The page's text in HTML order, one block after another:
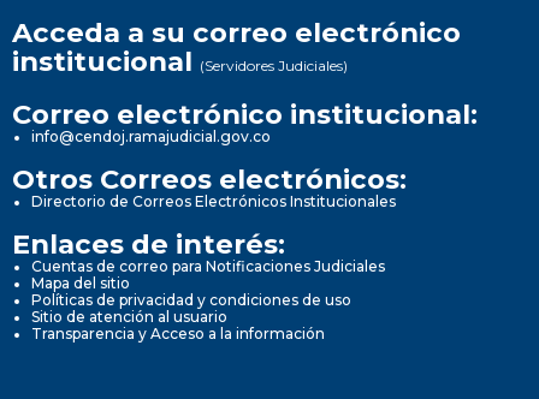
Acceda a su correo electrónico
institucional (Servidores Judiciales)
Correo electrónico institucional:
info@cendoj.ramajudicial.gov.co
Otros Correos electrónicos:
Directorio de Correos Electrónicos Institucionales
Enlaces de interés:
Cuentas de correo para Notificaciones Judiciales
Mapa del sitio
Políticas de privacidad y condiciones de uso
Sitio de atención al usuario
Transparencia y Acceso a la información